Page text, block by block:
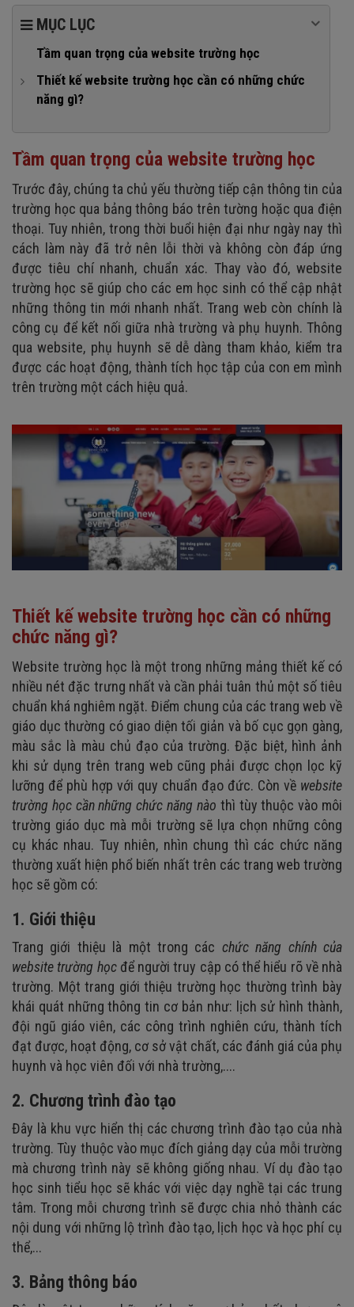
MỤC LỤC
Tầm quan trọng của website trường học
Thiết kế website trường học cần có những chức
năng gì?
2. Chương trình đào tạo
4. Hỗ trợ trực tuyến
5. Tìm kiếm thông tin
6. Trang thông tin tuyển sinh
7. Trang thông tin tuyển dụng
8. Xây dựng báo tường bằng nội dung sáng tạo
9. Xây dựng diễn đàn giữa học sinh và phụ huynh
10. Mục hỏi và đáp
11. Trang thông tin liên hệ
Tầm quan trọng của website trường học
Trước đây, chúng ta chủ yếu thường tiếp cận thông tin của
trường học qua bảng thông báo trên tường hoặc qua điện
thoại. Tuy nhiên, trong thời buổi hiện đại như ngày nay thì
cách làm này đã trở nên lỗi thời và không còn đáp ứng
được tiêu chí nhanh, chuẩn xác. Thay vào đó, website
trường học sẽ giúp cho các em học sinh có thể cập nhật
những thông tin mới nhanh nhất. Trang web còn chính là
công cụ để kết nối giữa nhà trường và phụ huynh. Thông
qua website, phụ huynh sẽ dễ dàng tham khảo, kiểm tra
được các hoạt động, thành tích học tập của con em mình
trên trường một cách hiệu quả.
Thiết kế website trường học cần có những
chức năng gì?
Website trường học là một trong những mảng thiết kế có
nhiều nét đặc trưng nhất và cần phải tuân thủ một số tiêu
chuẩn khá nghiêm ngặt. Điểm chung của các trang web về
giáo dục thường có giao diện tối giản và bố cục gọn gàng,
màu sắc là màu chủ đạo của trường. Đặc biệt, hình ảnh
khi sử dụng trên trang web cũng phải được chọn lọc kỹ
lưỡng để phù hợp với quy chuẩn đạo đức. Còn về website
trường học cần những chức năng nào thì tùy thuộc vào môi
trường giáo dục mà mỗi trường sẽ lựa chọn những công
cụ khác nhau. Tuy nhiên, nhìn chung thì các chức năng
thường xuất hiện phổ biến nhất trên các trang web trường
học sẽ gồm có:
1. Giới thiệu
Trang giới thiệu là một trong các chức năng chính của
website trường họcđể người truy cập có thể hiểu rõ về nhà
trường. Một trang giới thiệu trường học thường trình bày
khái quát những thông tin cơ bản như: lịch sử hình thành,
đội ngũ giáo viên, các công trình nghiên cứu, thành tích
đạt được, hoạt động, cơ sở vật chất, các đánh giá của phụ
huynh và học viên đối với nhà trường,....
2. Chương trình đào tạo
Đây là khu vực hiển thị các chương trình đào tạo của nhà
trường. Tùy thuộc vào mục đích giảng dạy của mỗi trường
mà chương trình này sẽ không giống nhau. Ví dụ đào tạo
học sinh tiểu học sẽ khác với việc dạy nghề tại các trung
tâm. Trong mỗi chương trình sẽ được chia nhỏ thành các
nội dung với những lộ trình đào tạo, lịch học và học phí cụ
thể,...
3. Bảng thông báo